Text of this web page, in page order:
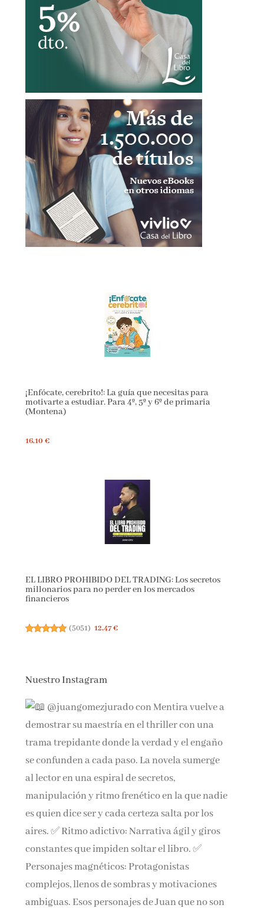
¡Enfócate, cerebrito!: La guía que necesitas para
motivarte a estudiar. Para 4º, 5º y 6º de primaria
(Montena)
16,10 €
EL LIBRO PROHIBIDO DEL TRADING: Los secretos
millonarios para no perder en los mercados
financieros
(5051) 12,47 €
Nuestro Instagram